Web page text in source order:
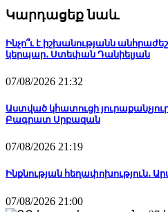
Կարդացեք նաև
Ինչո՞ւ է իշխանությանն
կերպար․ Ստեփան Դանիելյան
07/08/2026 21:32
Աստված կհատուցի
Բագրատ Սրբազան
07/08/2026 21:19
Ինքնության հեղափոխություն․
07/08/2026 21:00